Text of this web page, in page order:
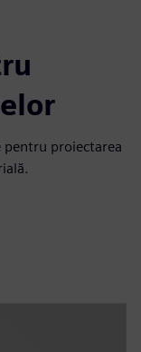
proiectarea